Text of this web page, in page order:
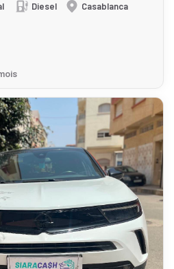
Diesel
Casablanca